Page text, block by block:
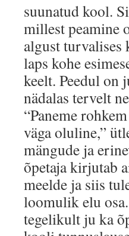
suunatud kool.
millest peamine
algust turvalises
laps kohe
keelt. Peedul on
nädalas tervelt
“Paneme
väga oluline,”
mängude ja
õpetaja kirjutab
meelde ja siis
loomulik elu
tegelikult ju ka